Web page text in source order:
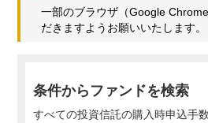
一部のブラウザ（Google
だきますようお願いいたします。
条件からファンドを検索
すべての投資信託の購入時申込手